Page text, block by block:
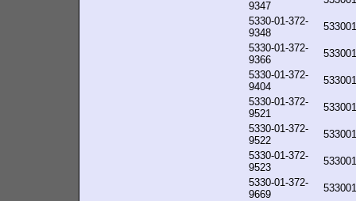
9347
5330-01-372-
9348
5330-01-372-
9366
5330-01-372-
9404
5330-01-372-
9521
5330-01-372-
9522
5330-01-372-
9523
5330-01-372-
9669